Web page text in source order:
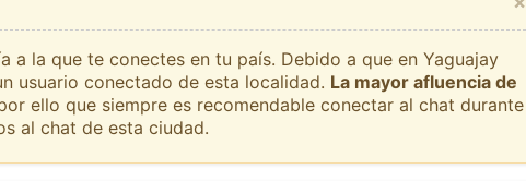
a la que te conectes en tu país. Debido a que en Yaguajay
usuario conectado de esta localidad. La mayor afluencia de
ello que siempre es recomendable conectar al chat durante
al chat de esta ciudad.